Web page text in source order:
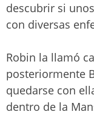
descubrir si
con diversas
Robin la llamó
posteriormente
quedarse con
dentro de la